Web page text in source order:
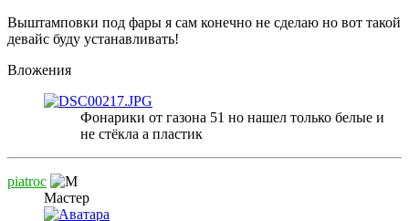
Выштамповки под фары я сам конечно не сделаю но вот такой
девайс буду устанавливать!
Вложения
Фонарики от газона 51 но нашел только белые и
не стёкла а пластик
piatroc
Мастер